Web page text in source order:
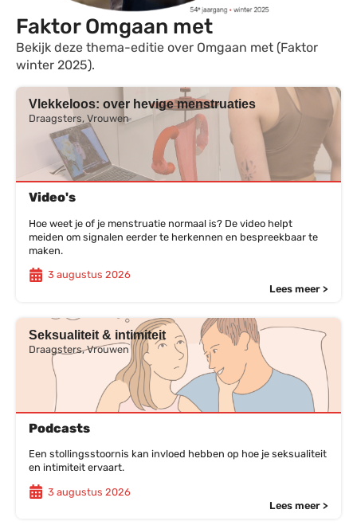
Faktor Omgaan met
Bekijk deze thema-editie over Omgaan met (Faktor
winter 2025).
Vlekkeloos: over hevige menstruaties
Draagsters, Vrouwen
Video's
Hoe weet je of je menstruatie normaal is? De video helpt
meiden om signalen eerder te herkennen en bespreekbaar te
maken.
3 augustus 2026
Lees meer >
Seksualiteit & intimiteit
Draagsters, Vrouwen
Podcasts
Een stollingsstoornis kan invloed hebben op hoe je seksualiteit
en intimiteit ervaart.
3 augustus 2026
Lees meer >